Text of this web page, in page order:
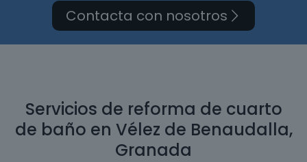
Contacta con nosotros
Servicios de reforma de cuarto
de baño en Vélez de Benaudalla,
Granada